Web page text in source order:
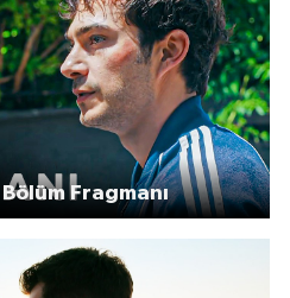
Fragmanı